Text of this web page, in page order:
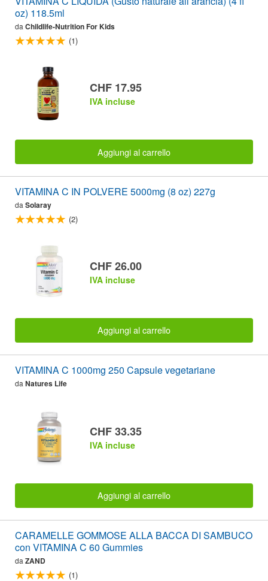
oz) 118.5ml
da Childlife-Nutrition For Kids
(1)
CHF 17.95
IVA incluse
Aggiungi al carrello
VITAMINA C IN POLVERE 5000mg (8 oz) 227g
da Solaray
(2)
CHF 26.00
IVA incluse
Aggiungi al carrello
VITAMINA C 1000mg 250 Capsule vegetariane
da Natures Life
CHF 33.35
IVA incluse
Aggiungi al carrello
CARAMELLE GOMMOSE ALLA BACCA DI SAMBUCO
con VITAMINA C 60 Gummies
da ZAND
(1)